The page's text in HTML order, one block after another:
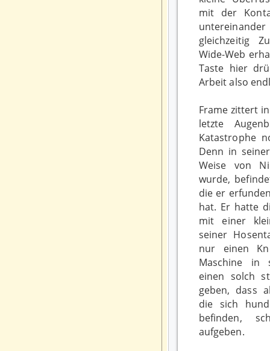
mit der
gleichzeitig
Wide-Web
Taste hier
Arbeit also
Frame zittert
letzte
Katastrophe
Denn in
Weise von
wurde,
die er
hat. Er hatte
mit einer
seiner
nur einen
Maschine in
einen solch
geben, dass
die sich
befinden,
aufgeben.